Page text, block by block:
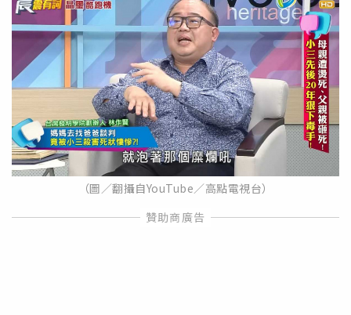
（圖／翻攝自YouTube／高點電視台）